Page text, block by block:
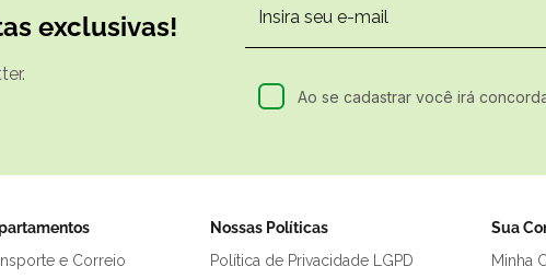
exclusivas!
Ao se cadastrar você irá
e Correio
Nossas Políticas
Política de Privacidade LGPD
Sua
Minha